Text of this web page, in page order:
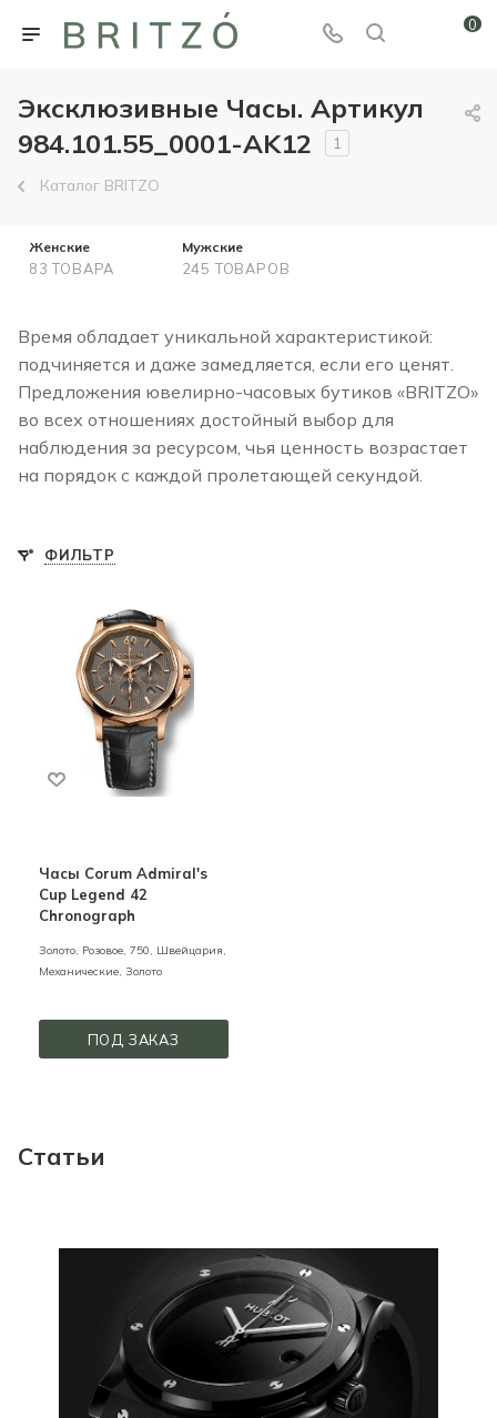
0
Эксклюзивные Часы. Артикул
984.101.55_0001-AK12
1
Каталог BRITZO
Женские
83 ТОВАРА
Мужские
245 ТОВАРОВ
Время обладает уникальной характеристикой:
подчиняется и даже замедляется, если его ценят.
Предложения ювелирно-часовых бутиков «BRITZO»
во всех отношениях достойный выбор для
наблюдения за ресурсом, чья ценность возрастает
на порядок с каждой пролетающей секундой.
ФИЛЬТР
Часы Corum Admiral's
Cup Legend 42
Chronograph
Золото, Розовое, 750, Швейцария,
Механические, Золото
ПОД ЗАКАЗ
Статьи